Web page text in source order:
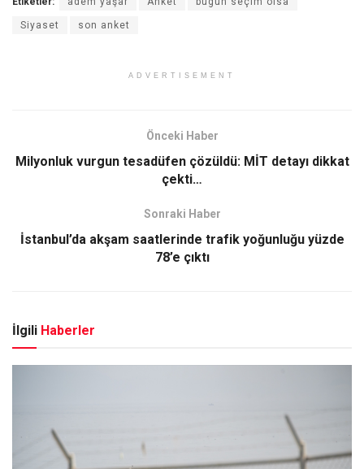
Siyaset son anket
ADVERTISEMENT
Önceki Haber
Milyonluk vurgun tesadüfen çözüldü: MİT detayı dikkat
çekti…
Sonraki Haber
İstanbul’da akşam saatlerinde trafik yoğunluğu yüzde
78’e çıktı
İlgili Haberler